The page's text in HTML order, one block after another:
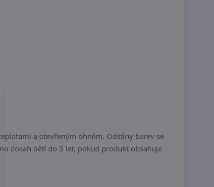
a otevřeným ohněm. Odstíny barev se
dosah dětí do 3 let, pokud produkt obsahuje